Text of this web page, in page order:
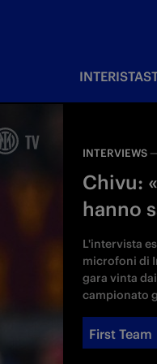
INTERISTA
INTERVIEWS
Chivu:
hanno
L'intervista
microfoni di
gara vinta
campionato
First Team